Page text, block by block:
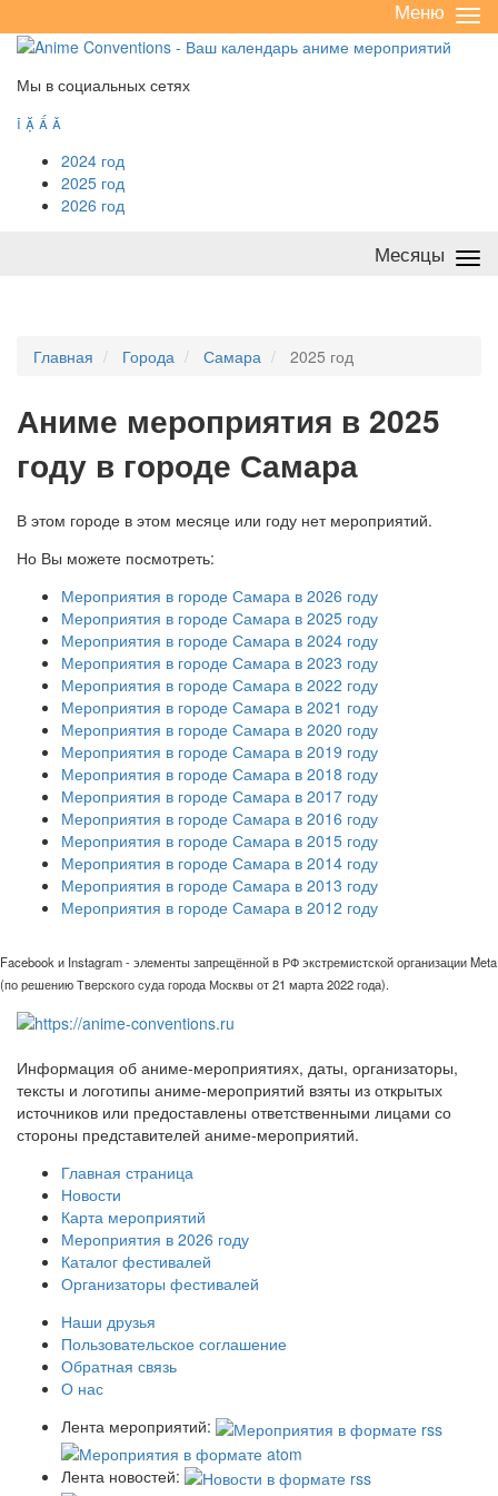
/
Меню
Мы в социальных сетях
   
2024 год
2025 год
2026 год
Месяцы
Главная Города Самара 2025 год
Аниме мероприятия в 2025
году в городе Самара
В этом городе в этом месяце или году нет мероприятий.
Но Вы можете посмотреть:
Мероприятия в городе Самара в 2026 году
Мероприятия в городе Самара в 2025 году
Мероприятия в городе Самара в 2024 году
Мероприятия в городе Самара в 2023 году
Мероприятия в городе Самара в 2022 году
Мероприятия в городе Самара в 2021 году
Мероприятия в городе Самара в 2020 году
Мероприятия в городе Самара в 2019 году
Мероприятия в городе Самара в 2018 году
Мероприятия в городе Самара в 2017 году
Мероприятия в городе Самара в 2016 году
Мероприятия в городе Самара в 2015 году
Мероприятия в городе Самара в 2014 году
Мероприятия в городе Самара в 2013 году
Мероприятия в городе Самара в 2012 году
Facebook и Instagram - элементы запрещённой в РФ экстремистской организации Meta
(по решению Тверского суда города Москвы от 21 марта 2022 года).
Информация об аниме-мероприятиях, даты, организаторы,
тексты и логотипы аниме-мероприятий взяты из открытых
источников или предоставлены ответственными лицами со
стороны представителей аниме-мероприятий.
Главная страница
Новости
Карта мероприятий
Мероприятия в 2026 году
Каталог фестивалей
Организаторы фестивалей
Наши друзья
Пользовательское соглашение
Обратная связь
О нас
Лента мероприятий:
Лента новостей: